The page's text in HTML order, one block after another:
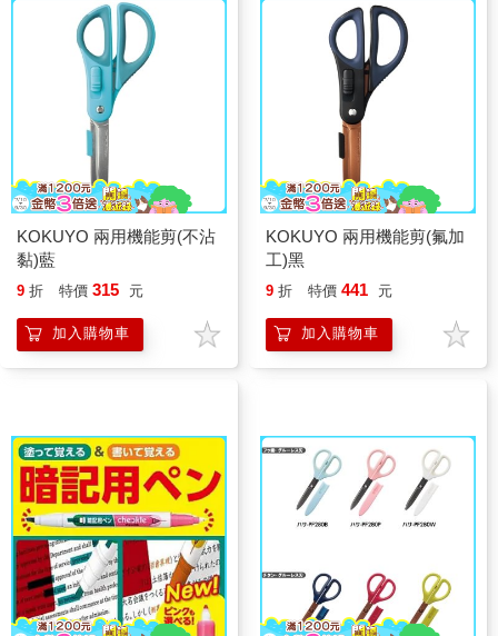
KOKUYO 兩用機能剪(不沾
黏)藍
9 折 特價 315 元
加入購物車
KOKUYO 兩用機能剪(氟加
工)黑
9 折 特價 441 元
加入購物車